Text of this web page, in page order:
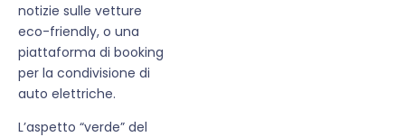
notizie sulle vetture
eco-friendly, o una
piattaforma di booking
per la condivisione di
auto elettriche.
L’aspetto “verde” del